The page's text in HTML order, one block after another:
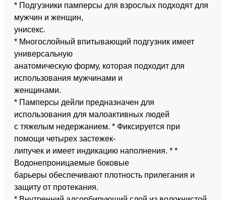
* Подгузники памперсы для взрослых подходят для
мужчин и женщин,
унисекс.
* Многослойный впитывающий подгузник имеет
универсальную
анатомическую форму, которая подходит для
использования мужчинами и
женщинами.
* Памперсы дейли предназначен для
использования для малоактивных людей
с тяжелым недержанием. * Фиксируется при
помощи четырех застежек-
липучек и имеет индикацию наполнения. * *
Водонепроницаемые боковые
барьеры обеспечивают плотность прилегания и
защиту от протекания.